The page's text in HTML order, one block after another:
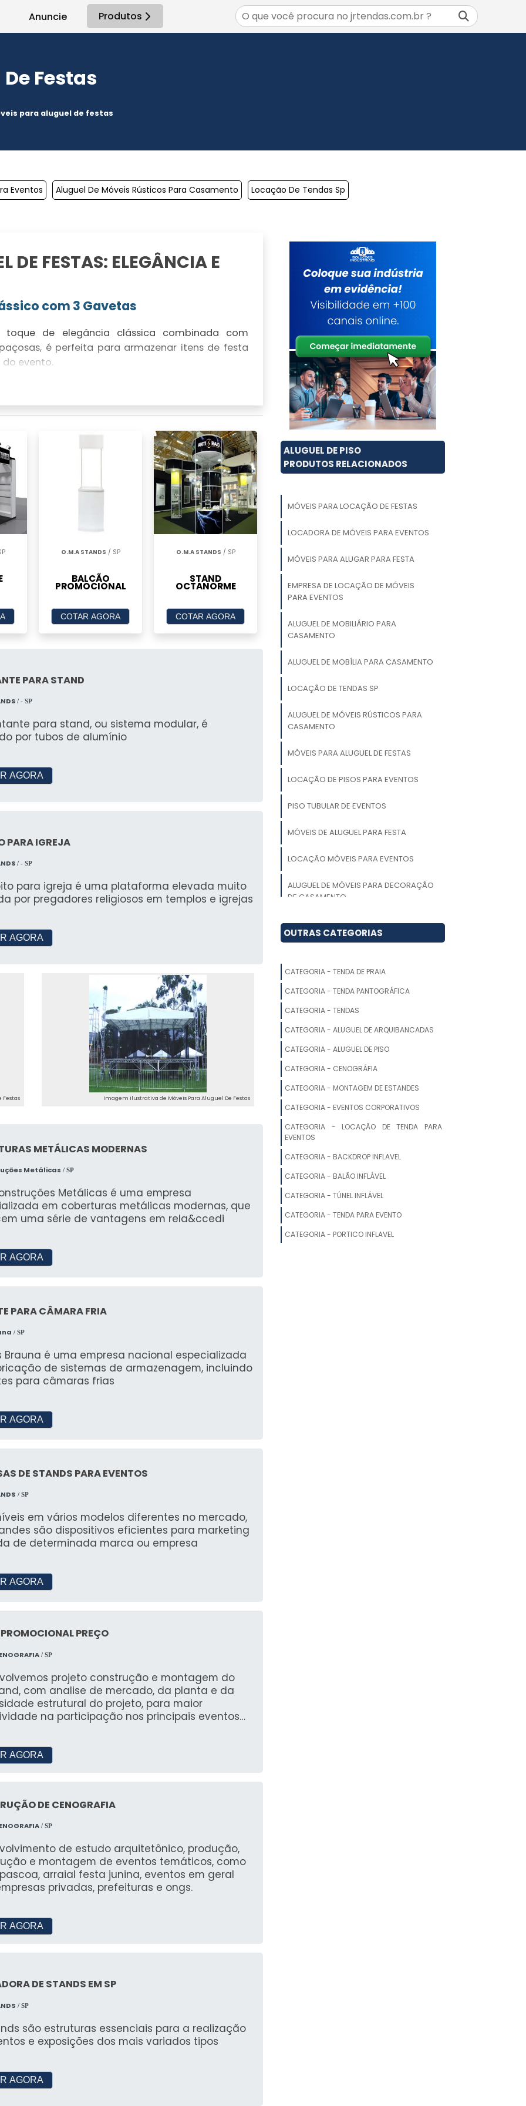
Anuncie Produtos
Festas
para aluguel de festas
Eventos Aluguel De Móveis Rústicos Para Casamento Locação De Tendas Sp
DE FESTAS: ELEGÂNCIA E
com 3 Gavetas
de elegância clássica combinada com
é perfeita para armazenar itens de festa
evento.
que Encantam
que encanta com seus detalhes sofisticados.
de charme e conforto.
Espaço e Estilo
oferece espaço e estilo em qualquer evento. Sua
perfeitos para complementar ambientes tanto
PARA EVENTOS
e temas de eventos.
de Qualidade
de uma infraestrutura completa e especializada,
para cada ocasião.
E FAZER SUA FESTA
Móveis de Aluguel
de adicionar estilo e praticidade ao seu evento
Evento com Villa Rental
diversos estilos e personalizar seu evento para
e Ideias
para eventos com a Festah, garantindo que sua
E ATENDIMENTO
Equipe
para auxiliar na escolha dos melhores móveis
Que Esperar
garantindo que todas as suas necessidades
Incomparável
de alta qualidade, garantindo a satisfação
nos
produtos em ação e se inspirar para seu próximo
se
em nosso Pinterest.
nossos móveis e planejar seu evento com
COM MÓVEIS VILLA
Record e Além
mostrando sua qualidade e versatilidade
com Duda Reis
com Duda Reis, que foi um sucesso de
Escolha o Melhor
versátil para garantir o melhor para o seu evento.
SOBRE MÓVEIS PARA
móveis para festas?
economia e a possibilidade de personalizar
móveis alugados?
JR Tendas, que garantem qualidade através de
alugados?
opções de personalização para atender às
para aluguel?
rústico, permitindo a escolha ideal para qualquer
de alugar?
os móveis disponíveis e planejar seu
O.M.A STANDS / SP
BALCÃO
PROMOCIONAL
COTAR AGORA
O.M.A STANDS / SP
STAND
OCTANORME
COTAR AGORA
PARA STAND
/ - SP
para stand, ou sistema modular, é
por tubos de alumínio
AGORA
PARA IGREJA
/ - SP
para igreja é uma plataforma elevada muito
por pregadores religiosos em templos e igrejas
AGORA
Festas Imagem ilustrativa de Móveis Para Aluguel De Festas
METÁLICAS MODERNAS
Metálicas / SP
Metálicas é uma empresa
em coberturas metálicas modernas, que
uma série de vantagens em rela&ccedi
AGORA
PARA CÂMARA FRIA
/ SP
Brauna é uma empresa nacional especializada
de sistemas de armazenagem, incluindo
para câmaras frias
AGORA
DE STANDS PARA EVENTOS
/ SP
em vários modelos diferentes no mercado,
são dispositivos eficientes para marketing
de determinada marca ou empresa
AGORA
PREÇO
/ SP
projeto construção e montagem do
com analise de mercado, da planta e da
estrutural do projeto, para maior
na participação nos principais eventos
AGORA
DE CENOGRAFIA
/ SP
de estudo arquitetônico, produção,
e montagem de eventos temáticos, como
arraial festa junina, eventos em geral
privadas, prefeituras e ongs.
AGORA
DE STANDS EM SP
/ SP
são estruturas essenciais para a realização
e exposições dos mais variados tipos
AGORA
ALUGUEL DE PISO
PRODUTOS RELACIONADOS
MÓVEIS PARA LOCAÇÃO DE FESTAS
LOCADORA DE MÓVEIS PARA EVENTOS
MÓVEIS PARA ALUGAR PARA FESTA
EMPRESA DE LOCAÇÃO DE MÓVEIS
PARA EVENTOS
ALUGUEL DE MOBILIÁRIO PARA
CASAMENTO
ALUGUEL DE MOBÍLIA PARA CASAMENTO
LOCAÇÃO DE TENDAS SP
ALUGUEL DE MÓVEIS RÚSTICOS PARA
CASAMENTO
MÓVEIS PARA ALUGUEL DE FESTAS
LOCAÇÃO DE PISOS PARA EVENTOS
PISO TUBULAR DE EVENTOS
MÓVEIS DE ALUGUEL PARA FESTA
LOCAÇÃO MÓVEIS PARA EVENTOS
ALUGUEL DE MÓVEIS PARA DECORAÇÃO
DE CASAMENTO
ALUGUEL DE MOBÍLIA PARA EVENTOS
LOCACAO DE MÓVEIS PARA EVENTOS
MÓVEIS PARA ALUGAR CASAMENTO
OUTRAS CATEGORIAS
CATEGORIA - TENDA DE PRAIA
CATEGORIA - TENDA PANTOGRÁFICA
CATEGORIA - TENDAS
CATEGORIA - ALUGUEL DE ARQUIBANCADAS
CATEGORIA - ALUGUEL DE PISO
CATEGORIA - CENOGRÁFIA
CATEGORIA - MONTAGEM DE ESTANDES
CATEGORIA - EVENTOS CORPORATIVOS
CATEGORIA - LOCAÇÃO DE TENDA PARA
EVENTOS
CATEGORIA - BACKDROP INFLAVEL
CATEGORIA - BALÃO INFLÁVEL
CATEGORIA - TÚNEL INFLÁVEL
CATEGORIA - TENDA PARA EVENTO
CATEGORIA - PORTICO INFLAVEL